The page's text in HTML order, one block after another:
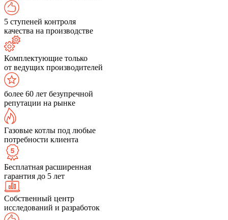
5 ступеней контроля
качества на производстве
Комплектующие только
от ведущих производителей
более 60 лет безупречной
репутации на рынке
Газовые котлы под любые
потребности клиента
Бесплатная расширенная
гарантия до 5 лет
Собственный центр
исследований и разработок